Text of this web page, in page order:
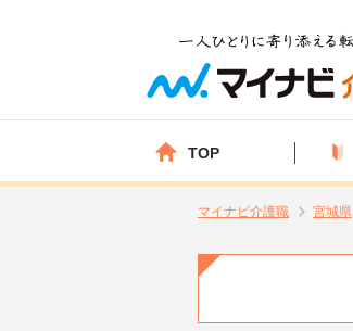
TOP
マイナビ介護職 宮城県